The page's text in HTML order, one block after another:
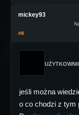
mickey93
#8
jeśli można
o co chodzi z tym